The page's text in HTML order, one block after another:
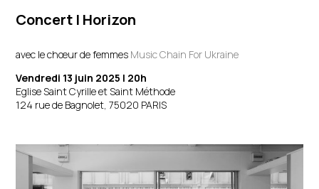
Concert | Horizon
avec le chœur de femmes Music Chain For Ukraine
Vendredi 13 juin 2025 | 20h
Eglise Saint Cyrille et Saint Méthode
124 rue de Bagnolet, 75020 PARIS